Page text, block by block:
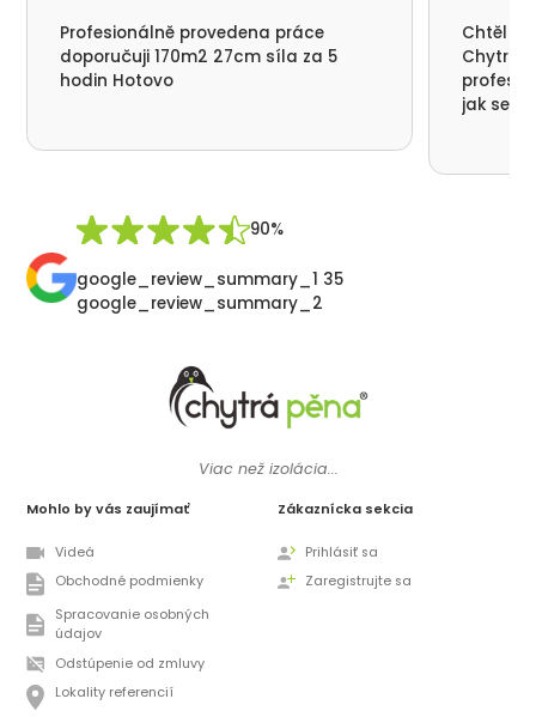
Profesionálně provedena práce
doporučuji 170m2 27cm síla za 5
hodin Hotovo
Chtěl
Chytrá
jak se
90%
google_review_summary_1 35
google_review_summary_2
Viac než izolácia...
Mohlo by vás zaujímať
Videá
Obchodné podmienky
Spracovanie osobných
údajov
Odstúpenie od zmluvy
Lokality referencií
Zákaznícka sekcia
Prihlásiť sa
Zaregistrujte sa